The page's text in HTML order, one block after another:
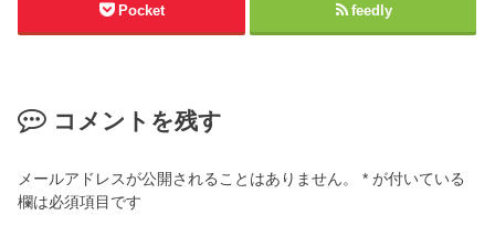
Pocket feedly
コメントを残す
メールアドレスが公開されることはありません。 * が付いている
欄は必須項目です